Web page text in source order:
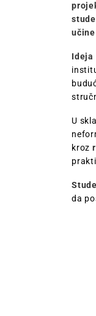
Ideja
U
kroz
da